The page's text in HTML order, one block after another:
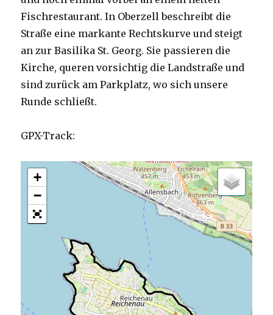
Fischrestaurant. In Oberzell beschreibt die
Straße eine markante Rechtskurve und steigt
an zur Basilika St. Georg. Sie passieren die
Kirche, queren vorsichtig die Landstraße und
sind zurück am Parkplatz, wo sich unsere
Runde schließt.
GPX-Track:
+
−